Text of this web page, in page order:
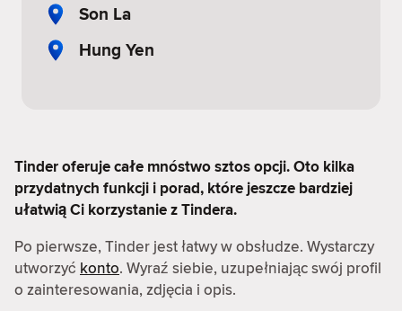
Son La
Hung Yen
Tinder oferuje całe mnóstwo sztos opcji. Oto kilka
przydatnych funkcji i porad, które jeszcze bardziej
ułatwią Ci korzystanie z Tindera.
Po pierwsze, Tinder jest łatwy w obsłudze. Wystarczy
utworzyć konto. Wyraź siebie, uzupełniając swój profil
o zainteresowania, zdjęcia i opis.